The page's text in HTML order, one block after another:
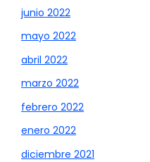
junio 2022
mayo 2022
abril 2022
marzo 2022
febrero 2022
enero 2022
diciembre 2021